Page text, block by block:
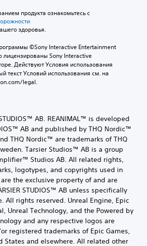
продукта ознакомьтесь с
здоровья.
©Sony Interactive Entertainment
лицензированы Sony Interactive
Действуют Условия использования
текст Условий использования см. на
legal.
AB. REANIMAL™ is developed
AB and published by THQ Nordic™
THQ Nordic™ are trademarks of THQ
Tarsier Studios™ AB is a group
Studios AB. All related rights,
logotypes, and copyrights used in
are the exclusive property of and are
STUDIOS™ AB unless specifically
All rights reserved. Unreal Engine, Epic
Unreal Technology, and the Powered by
and any respective logos are
registered trademarks of Epic Games,
States and elsewhere. All related other